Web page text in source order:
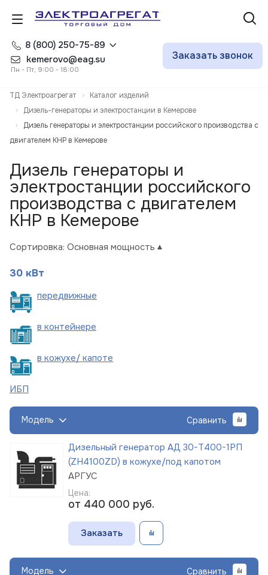
8 (800) 250-75-89
kemerovo@eag.su
Пн - Пт, 9:00 - 18:00
Заказать звонок
ТД Электроагрегат
Каталог изделий
Дизель-генераторы и электростанции в Кемерове
Дизель генераторы и электростанции российского производства с
двигателем КНР в Кемерове
Дизель генераторы и
электростанции российского
производства с двигателем
КНР в Кемерове
Сортировка: Основная мощность
30 кВт
передвижные
в контейнере
в кожухе/ капоте
ИБП
Модель Сравнить
Дизельный генератор АД 30-Т400-1РП
(ZH4100ZD) в кожухе/под капотом
АРГУС
Цена:
от 440 000 руб.
Заказать
Модель Сравнить